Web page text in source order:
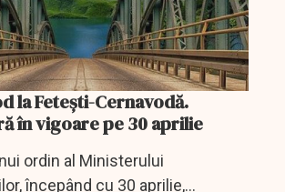
la Feteşti-Cernavodă.
în vigoare pe 30 aprilie
ordin al Ministerului
începând cu 30 aprilie,